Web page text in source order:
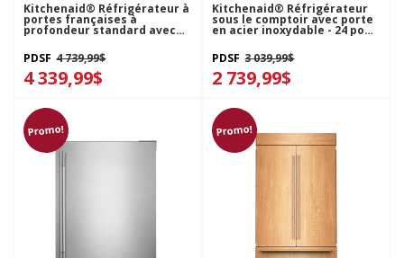
Kitchenaid® Réfrigérateur à
portes françaises à
profondeur standard avec
remplissage intelligent
KRFC536SPS
PDSF 4 739,99$
4 339,99$
Kitchenaid® Réfrigérateur
sous le comptoir avec porte
en acier inoxydable - 24 po
PDSF 3 039,99$
2 739,99$
Promo! Promo!